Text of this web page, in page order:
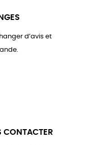
d’avis et
CONTACTER